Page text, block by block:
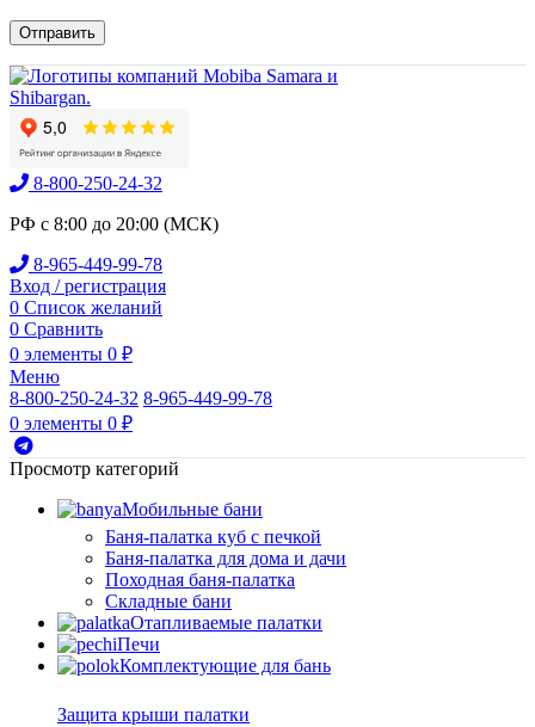
8-800-250-24-32
РФ с 8:00 до 20:00 (МСК)
8-965-449-99-78
Вход / регистрация
0 Список желаний
0 Сравнить
0 элементы 0 ₽
Меню
8-800-250-24-32 8-965-449-99-78
0 элементы 0 ₽
Просмотр категорий
Мобильные бани
Баня-палатка куб с печкой
Баня-палатка для дома и дачи
Походная баня-палатка
Складные бани
Отапливаемые палатки
Печи
Комплектующие для бань
Защита крыши палатки